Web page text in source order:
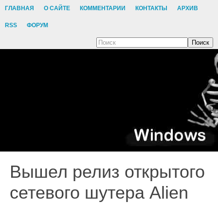
ГЛАВНАЯ О САЙТЕ КОММЕНТАРИИ КОНТАКТЫ АРХИВ
RSS ФОРУМ
Поиск
Вышел релиз открытого
сетевого шутера Alien